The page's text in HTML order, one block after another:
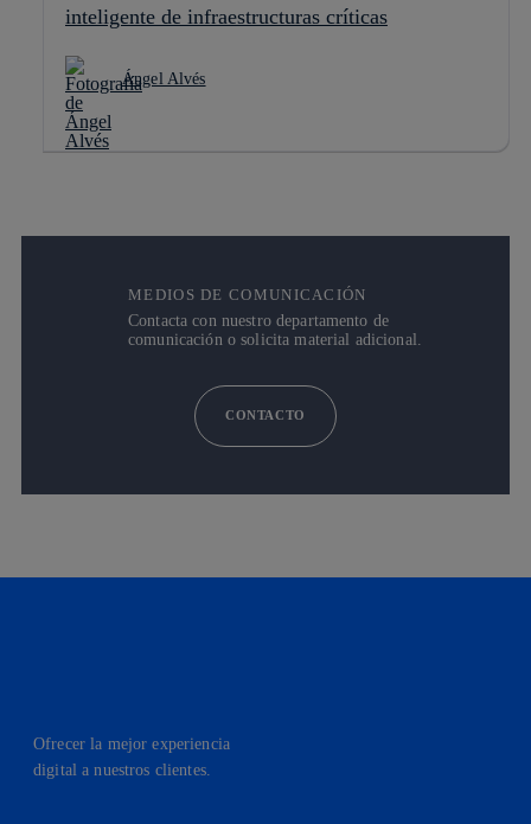
inteligente de infraestructuras críticas
Ángel Alvés
MEDIOS DE COMUNICACIÓN
Contacta con nuestro departamento de
comunicación o solicita material adicional.
CONTACTO
Ofrecer la mejor experiencia
digital a nuestros clientes.